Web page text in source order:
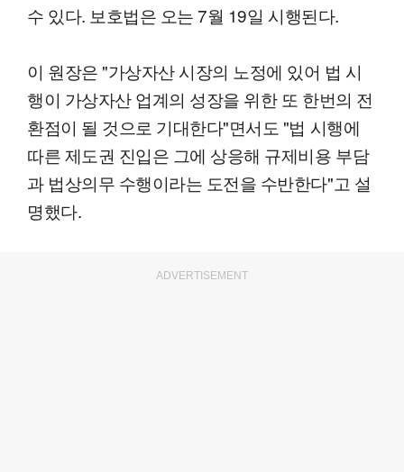
수 있다. 보호법은 오는 7월 19일 시행된다.
이 원장은 "가상자산 시장의 노정에 있어 법 시
행이 가상자산 업계의 성장을 위한 또 한번의 전
환점이 될 것으로 기대한다"면서도 "법 시행에
따른 제도권 진입은 그에 상응해 규제비용 부담
과 법상의무 수행이라는 도전을 수반한다"고 설
명했다.
ADVERTISEMENT